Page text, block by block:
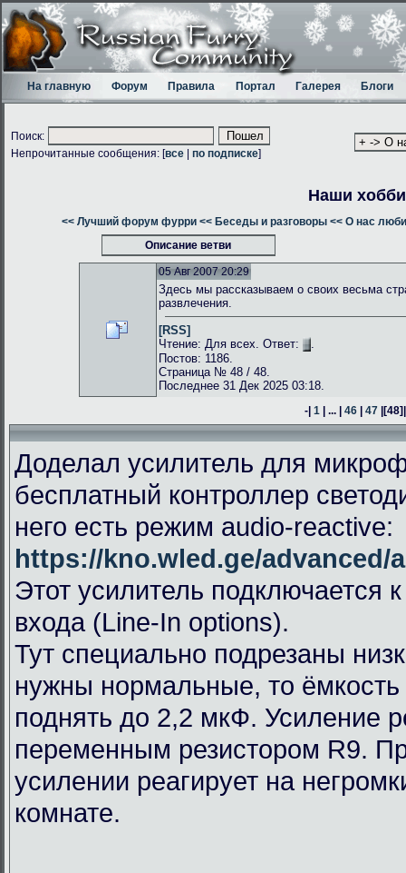
На главную Форум Правила Портал Галерея Блоги
Поиск:
Непрочитанные сообщения: [все по подписке]
Наши хобби
<< Лучший форум фурри << Беседы и разговоры << О нас
Описание ветви
05 Авг 2007 20:29
Здесь мы рассказываем о своих весьма
развлечения.
[RSS]
Чтение: Для всех. Ответ:
.
Постов: 1186.
Страница № 48 / 48.
Последнее 31 Дек 2025 03:18.
-| 1 | ... | 46 | 47 |[48]
Доделал усилитель для
бесплатный контроллер
него есть режим audio-reactive:
https://kno.wled.ge/advanced/
Этот усилитель подключается
входа (Line-In options).
Тут специально подрезаны
нужны нормальные, то
поднять до 2,2 мкФ. Усиление
переменным резистором R9.
усилении реагирует на
комнате.